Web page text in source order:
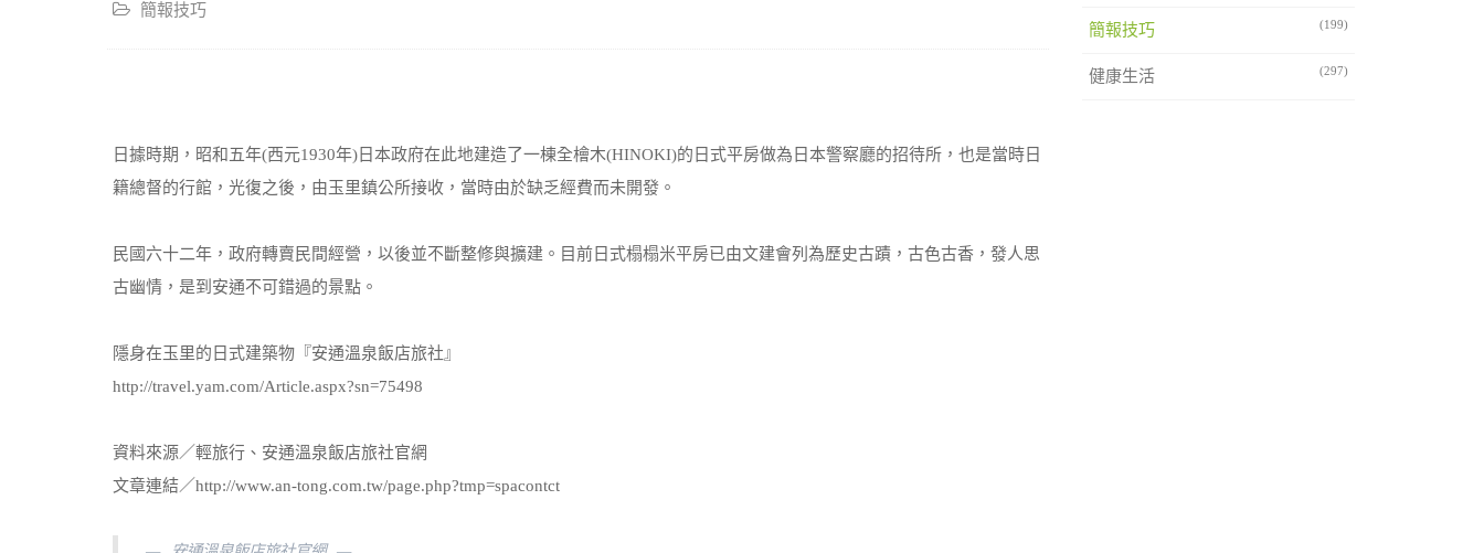
簡報技巧
日據時期，昭和五年(西元1930年)日本政府在此地建造了一棟全檜木(HINOKI)的日式平房做為日本警察廳的招待所，也是當時日
籍總督的行館，光復之後，由玉里鎮公所接收，當時由於缺乏經費而未開發。
民國六十二年，政府轉賣民間經營，以後並不斷整修與擴建。目前日式榻榻米平房已由文建會列為歷史古蹟，古色古香，發人思
古幽情，是到安通不可錯過的景點。
隱身在玉里的日式建築物『安通溫泉飯店旅社』
http://travel.yam.com/Article.aspx?sn=75498
資料來源／輕旅行、安通溫泉飯店旅社官網
文章連結／http://www.an-tong.com.tw/page.php?tmp=spacontct
(199)
簡報技巧
(297)
健康生活